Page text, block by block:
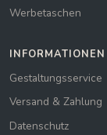
Werbetaschen
INFORMATIONEN
Gestaltungsservice
Versand & Zahlung
Datenschutz